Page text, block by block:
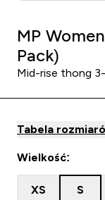
MP
Pack)
Mid-rise thong
Tabela
Wielkość:
XS S